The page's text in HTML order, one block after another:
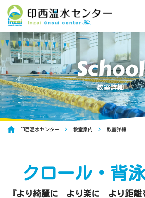
教室詳細
印西温水センター 教室案内 教室詳細
クロール・背
『より綺麗に より楽に より距離